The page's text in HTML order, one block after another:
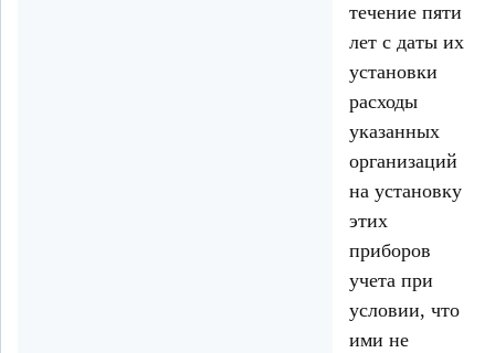
течение пяти
лет с даты их
установки
расходы
указанных
организаций
на установку
этих
приборов
учета при
условии, что
ими не